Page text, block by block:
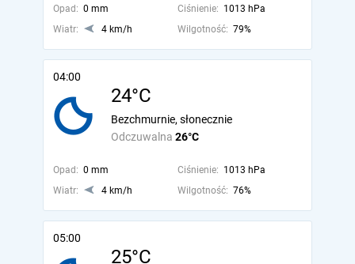
Opad: 0 mm Ciśnienie: 1013 hPa
Wiatr:
4 km/h Wilgotność: 79%
04:00
24°C
Odczuwalna 26°C
Bezchmurnie, słonecznie
Opad: 0 mm Ciśnienie: 1013 hPa
Wiatr:
4 km/h Wilgotność: 76%
05:00
25°C